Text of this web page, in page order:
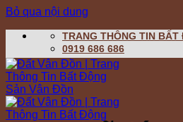
Bỏ qua nội dung
TRANG THÔNG TIN
0919 686 686